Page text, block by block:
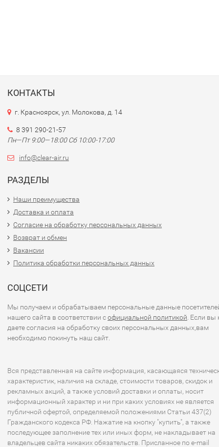
КОНТАКТЫ
г. Красноярск, ул. Молокова, д. 14
8 391 290-21-57
Пн—Пт 9:00—18:00 Сб 10:00-17:00
info@clear-air.ru
РАЗДЕЛЫ
Наши преимущества
Доставка и оплата
Согласие на обработку персональных данных
Возврат и обмен
Вакансии
Политика обработки персональных данных
СОЦСЕТИ
Мы получаем и обрабатываем персональные данные
нашего сайта в соответствии софициальной политикой . Если вы
даете согласия на обработку своих персональных данных,вам
необходимо покинуть наш сайт.
Вся представленная на сайте информация, касающаяся
характеристик, наличия на складе, стоимости товаров, скидок и
рекламных акций, а также условий доставки и оплаты, носит
информационный характер и ни при каких условиях не является
публичной офертой, определяемой положениями Статьи 437(2)
Гражданского кодекса РФ. Нажатие на кнопку "купить", а также
последующее заполнение тех или иных форм, не накладывает на
владельцев сайта никаких обязательств. Присланное по e-mail